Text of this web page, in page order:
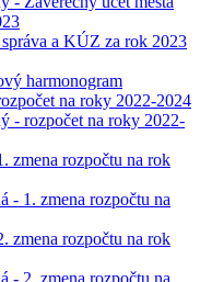
a KÚZ za rok 2023
harmonogram
na roky 2022-2024
- rozpočet na roky 2022-
zmena rozpočtu na rok
- 1. zmena rozpočtu na
zmena rozpočtu na rok
- 2. zmena rozpočtu na